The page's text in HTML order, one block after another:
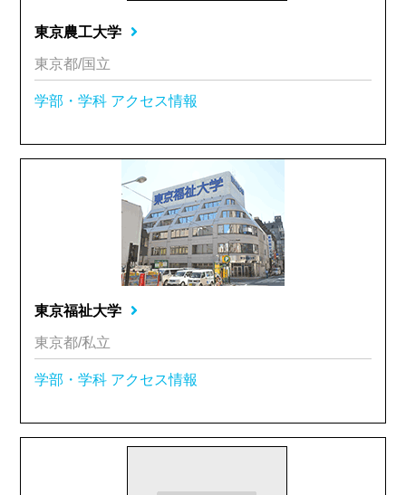
東京農工大学
東京都/国立
学部・学科 アクセス情報
東京福祉大学
東京都/私立
学部・学科 アクセス情報